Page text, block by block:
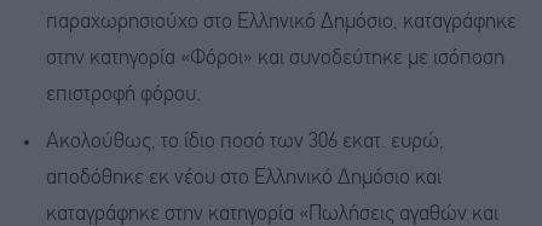
παραχωρησιούχο στο Ελληνικό Δημόσιο, καταγράφηκε
στην κατηγορία «Φόροι» και συνοδεύτηκε με ισόποση
επιστροφή φόρου.
Ακολούθως, το ίδιο ποσό των 306 εκατ. ευρώ,
αποδόθηκε εκ νέου στο Ελληνικό Δημόσιο και
καταγράφηκε στην κατηγορία «Πωλήσεις αγαθών και